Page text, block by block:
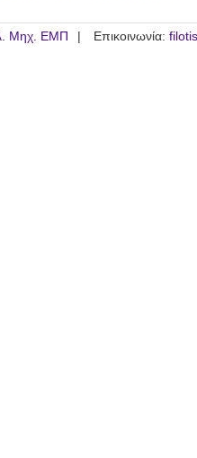
Μηχ. ΕΜΠ Επικοινωνία: